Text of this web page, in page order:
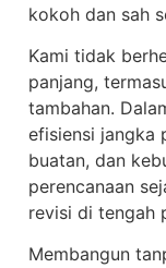
kokoh dan sah
Kami tidak
panjang,
tambahan.
efisiensi jangka
buatan, dan
perencanaan
revisi di tengah
Membangun